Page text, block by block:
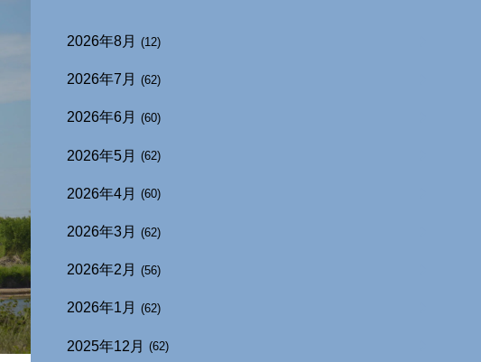
2026年8月 (12)
2026年7月 (62)
2026年6月 (60)
2026年5月 (62)
2026年4月 (60)
2026年3月 (62)
2026年2月 (56)
2026年1月 (62)
2025年12月 (62)